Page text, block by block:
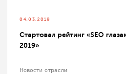
04.03.2019
Стартовал рейтинг «SEO
2019»
Новости отрасли